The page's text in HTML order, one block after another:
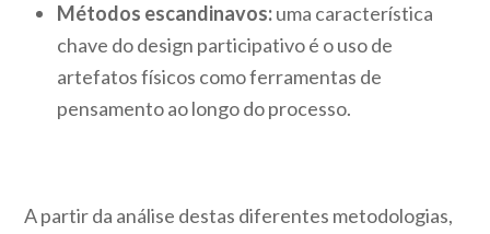
Métodos escandinavos:uma característica
chave do design participativo é o uso de
artefatos físicos como ferramentas de
pensamento ao longo do processo.
A partir da análise destas diferentes metodologias,